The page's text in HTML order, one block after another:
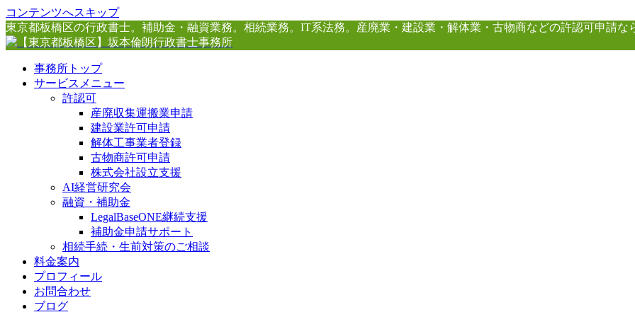
コンテンツへスキップ
東京都板橋区の行政書士。補助金・融資業務。相続業務。IT系法務。産廃業・建設業・解体業・古物商などの許認可申請な
事務所トップ
サービスメニュー
許認可
産廃収集運搬業申請
建設業許可申請
解体工事業者登録
古物商許可申請
株式会社設立支援
AI経営研究会
融資・補助金
LegalBaseONE継続支援
補助金申請サポート
相続手続・生前対策のご相談
料金案内
プロフィール
お問合わせ
ブログ